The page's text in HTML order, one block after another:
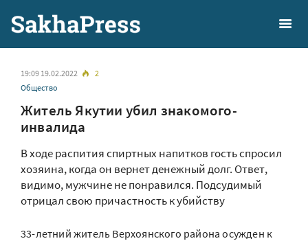
19:09 19.02.2022
2
Общество
Житель Якутии убил знакомого-
инвалида
В ходе распития спиртных напитков гость спросил
хозяина, когда он вернет денежный долг. Ответ,
видимо, мужчине не понравился. Подсудимый
отрицал свою причастность к убийству
33-летний житель Верхоянского района осужден к